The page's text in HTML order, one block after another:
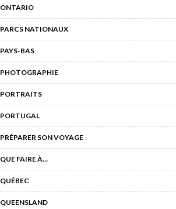
ONTARIO
PARCS NATIONAUX
PAYS-BAS
PHOTOGRAPHIE
PORTRAITS
PORTUGAL
PRÉPARER SON VOYAGE
QUE FAIRE À…
QUÉBEC
QUEENSLAND